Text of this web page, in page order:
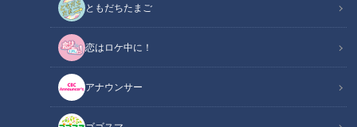
ともだちたまご
恋はロケ中に！
アナウンサー
出会いを求める男女6人が、2人1組になってハードなロケへ！
果たして、ハードなロケを一緒に乗り越えた先に、恋は芽生え
るのか――？愛知県出身・三上悠亜とトンツカタン森本晋太郎
が見守る、ドキドキの恋愛トライアルショーが始まりました。